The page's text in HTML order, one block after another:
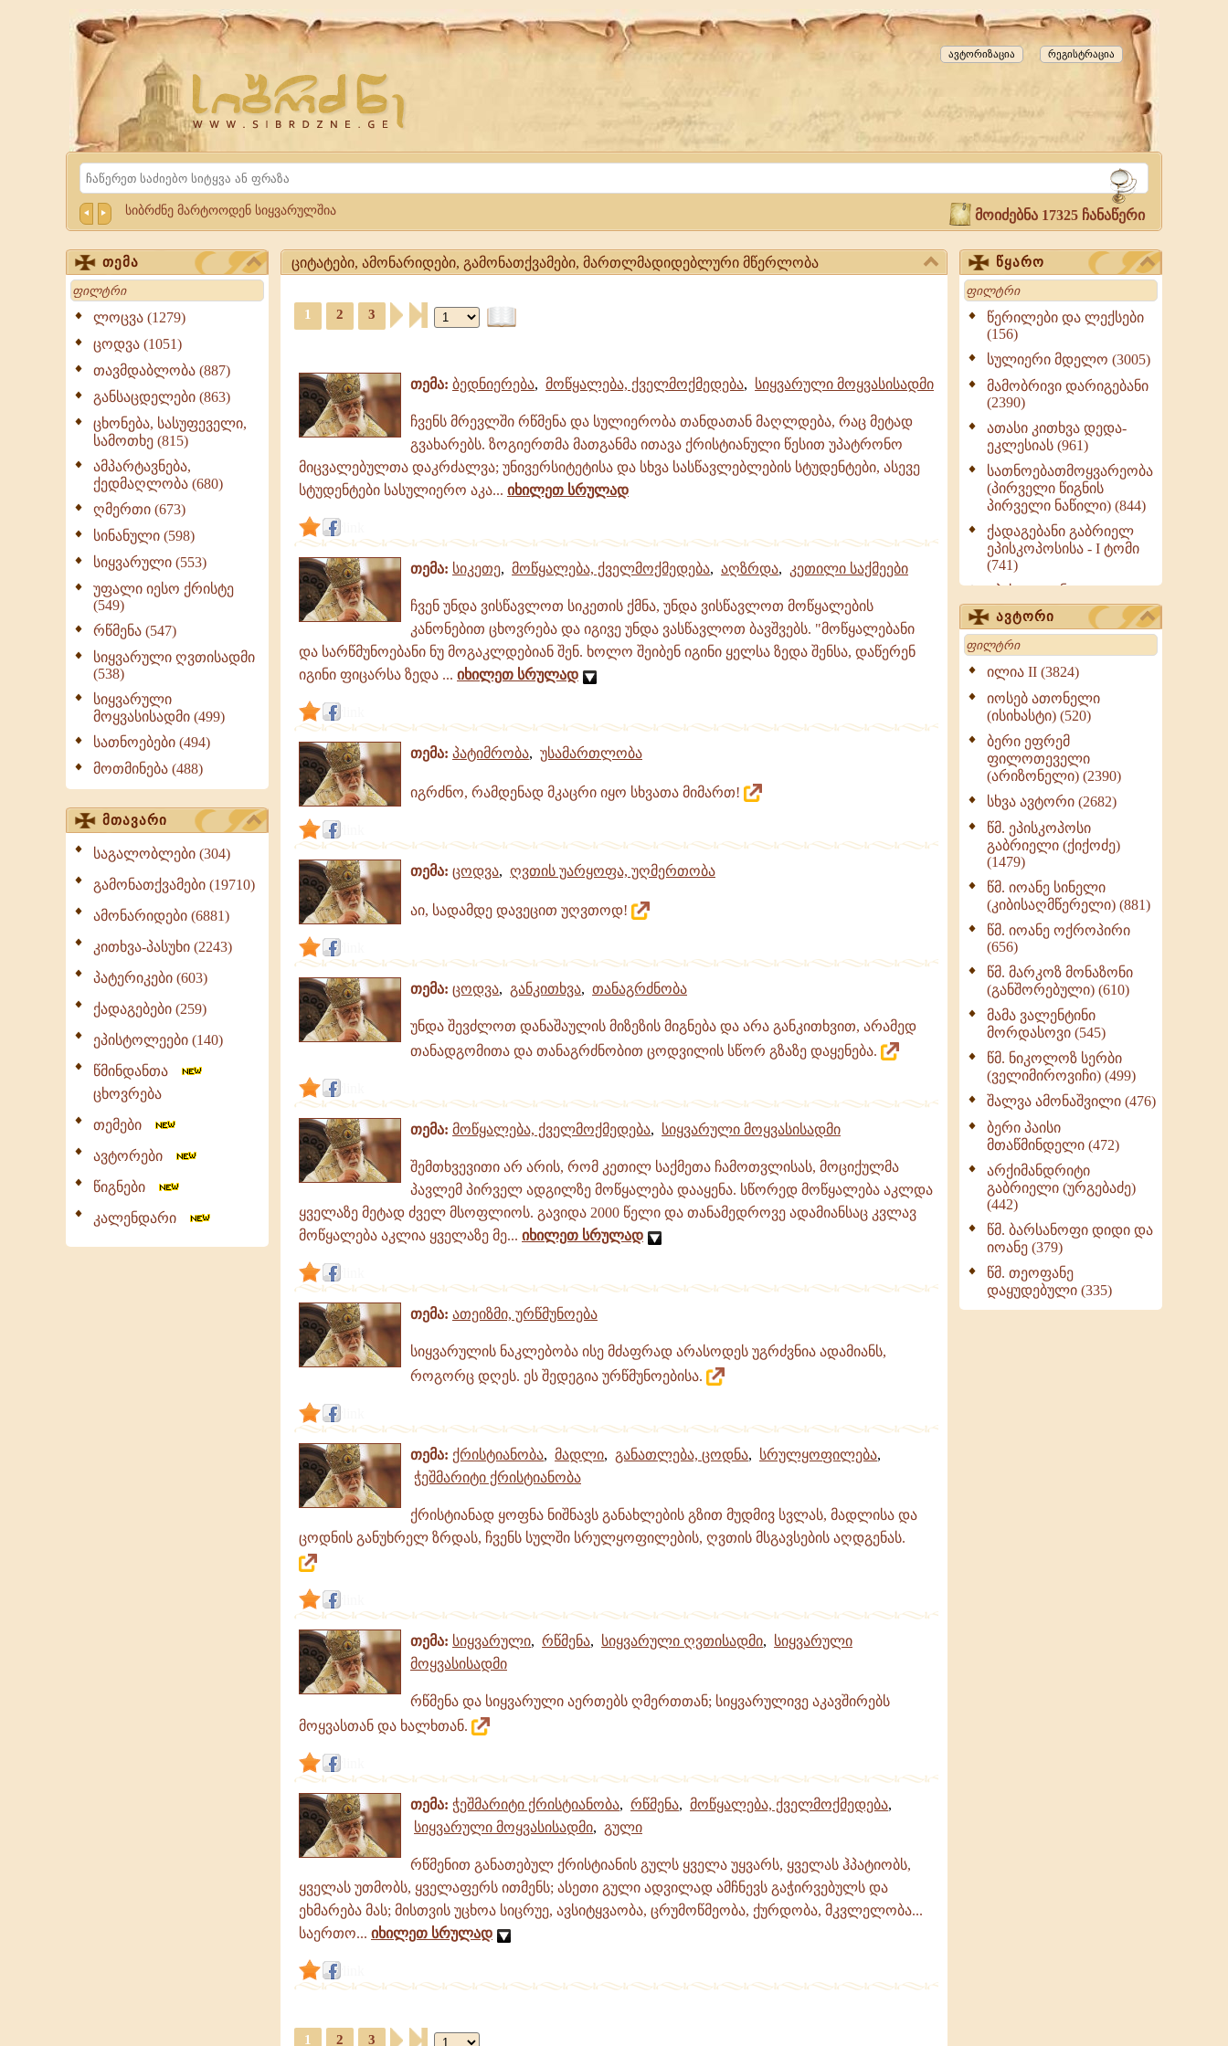
Website
Sibrdzne.ge
რეგისტრაცია
ავტორიზაცია
Search
სიბრძნე მარტოოდენ სიყვარულშია
მოიძებნა 17325 ჩანაწერი
თემა
Search
ლოცვა (1279)
ცოდვა (1051)
თავმდაბლობა (887)
განსაცდელები (863)
ცხონება, სასუფეველი,
სამოთხე (815)
ამპარტავნება,
ქედმაღლობა (680)
ღმერთი (673)
სინანული (598)
სიყვარული (553)
უფალი იესო ქრისტე
(549)
რწმენა (547)
სიყვარული ღვთისადმი
(538)
სიყვარული
მოყვასისადმი (499)
სათნოებები (494)
მოთმინება (488)
მთავარი
საგალობლები (304)
გამონათქვამები (19710)
ამონარიდები (6881)
კითხვა-პასუხი (2243)
პატერიკები (603)
ქადაგებები (259)
ეპისტოლეები (140)
წმინდანთა
ცხოვრება
თემები
ავტორები
წიგნები
კალენდარი
ციტატები, ამონარიდები, გამონათქვამები, მართლმადიდებლური მწერლობა
ამონარიდები,
გამონათქვამები,
ციტატები,
ამონარიდები,
გამონათქვამები
1 2 3
თემა: ბედნიერება, მოწყალება, ქველმოქმედება, სიყვარული მოყვასისადმი
ჩვენს მრევლში რწმენა და სულიერობა თანდათან მაღლდება, რაც მეტად
გვახარებს. ზოგიერთმა მათგანმა ითავა ქრისტიანული წესით უპატრონო
მიცვალებულთა დაკრძალვა; უნივერსიტეტისა და სხვა სასწავლებლების სტუდენტები, ასევე
სტუდენტები სასულიერო აკა... იხილეთ სრულად
თემა: სიკეთე, მოწყალება, ქველმოქმედება, აღზრდა, კეთილი საქმეები
ჩვენ უნდა ვისწავლოთ სიკეთის ქმნა, უნდა ვისწავლოთ მოწყალების
კანონებით ცხოვრება და იგივე უნდა ვასწავლოთ ბავშვებს. "მოწყალებანი
და სარწმუნოებანი ნუ მოგაკლდებიან შენ. ხოლო შეიბენ იგინი ყელსა ზედა შენსა, დაწერენ
იგინი ფიცარსა ზედა ... იხილეთ სრულად
თემა: პატიმრობა, უსამართლობა
იგრძნო, რამდენად მკაცრი იყო სხვათა მიმართ!
თემა: ცოდვა, ღვთის უარყოფა, უღმერთობა
აი, სადამდე დავეცით უღვთოდ!
თემა: ცოდვა, განკითხვა, თანაგრძნობა
უნდა შევძლოთ დანაშაულის მიზეზის მიგნება და არა განკითხვით, არამედ
თანადგომითა და თანაგრძნობით ცოდვილის სწორ გზაზე დაყენება.
თემა: მოწყალება, ქველმოქმედება, სიყვარული მოყვასისადმი
შემთხვევითი არ არის, რომ კეთილ საქმეთა ჩამოთვლისას, მოციქულმა
პავლემ პირველ ადგილზე მოწყალება დააყენა. სწორედ მოწყალება აკლდა
ყველაზე მეტად ძველ მსოფლიოს. გავიდა 2000 წელი და თანამედროვე ადამიანსაც კვლავ
მოწყალება აკლია ყველაზე მე... იხილეთ სრულად
თემა: ათეიზმი, ურწმუნოება
სიყვარულის ნაკლებობა ისე მძაფრად არასოდეს უგრძვნია ადამიანს,
როგორც დღეს. ეს შედეგია ურწმუნოებისა.
თემა: ქრისტიანობა, მადლი, განათლება, ცოდნა, სრულყოფილება,
ჭეშმარიტი ქრისტიანობა
ქრისტიანად ყოფნა ნიშნავს განახლების გზით მუდმივ სვლას, მადლისა და
ცოდნის განუხრელ ზრდას, ჩვენს სულში სრულყოფილების, ღვთის მსგავსების აღდგენას.
თემა: სიყვარული, რწმენა, სიყვარული ღვთისადმი, სიყვარული
მოყვასისადმი
რწმენა და სიყვარული აერთებს ღმერთთან; სიყვარულივე აკავშირებს
მოყვასთან და ხალხთან.
თემა: ჭეშმარიტი ქრისტიანობა, რწმენა, მოწყალება, ქველმოქმედება,
სიყვარული მოყვასისადმი, გული
რწმენით განათებულ ქრისტიანის გულს ყველა უყვარს, ყველას ჰპატიობს,
ყველას უთმობს, ყველაფერს ითმენს; ასეთი გული ადვილად ამჩნევს გაჭირვებულს და
ეხმარება მას; მისთვის უცხოა სიცრუე, ავსიტყვაობა, ცრუმოწმეობა, ქურდობა, მკვლელობა...
საერთო... იხილეთ სრულად
1 2 3
წყარო
Search
წერილები და ლექსები
(156)
სულიერი მდელო (3005)
მამობრივი დარიგებანი
(2390)
ათასი კითხვა დედა-
ეკლესიას (961)
სათნოებათმოყვარეობა
(პირველი წიგნის
პირველი ნაწილი) (844)
ქადაგებანი გაბრიელ
ეპისკოპოსისა - I ტომი
(741)
ეპისტოლენი,
ქადაგებანი, სიტყვანი
(ნაწილი III) (723)
მოძღვრის ძალზე
სასარგებლო რჩევები
მრევლისათვის (545)
Wisdomge (514)
ქადაგებანი გაბრიელ
ეპისკოპოსისა - II ტომი
(370)
სულიერი ცხოვრების
სახელმძღვანელო -
ნაწილი II (369)
ღმერთი და ადამიანები
(287)
ბერის დიადემა (278)
მონაზვნური
გამოცდილების
ოთხი ასეული თავი
სიყვარულის შესახებ
(259)
ავტორი
Search
ილია II (3824)
იოსებ ათონელი
(ისიხასტი) (520)
ბერი ეფრემ
ფილოთეველი
(არიზონელი) (2390)
სხვა ავტორი (2682)
წმ. ეპისკოპოსი
გაბრიელი (ქიქოძე)
(1479)
წმ. იოანე სინელი
(კიბისაღმწერელი) (881)
წმ. იოანე ოქროპირი
(656)
წმ. მარკოზ მონაზონი
(განშორებული) (610)
მამა ვალენტინი
მორდასოვი (545)
წმ. ნიკოლოზ სერბი
(ველიმიროვიჩი) (499)
შალვა ამონაშვილი (476)
ბერი პაისი
მთაწმინდელი (472)
არქიმანდრიტი
გაბრიელი (ურგებაძე)
(442)
წმ. ბარსანოფი დიდი და
იოანე (379)
წმ. თეოფანე
დაყუდებული (335)